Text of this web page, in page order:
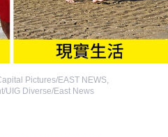
Pictures/EAST NEWS,
UIG Diverse/East News